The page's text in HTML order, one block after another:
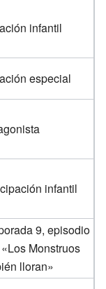
infantil
especial
infantil
9, episodio
Monstruos
lloran»